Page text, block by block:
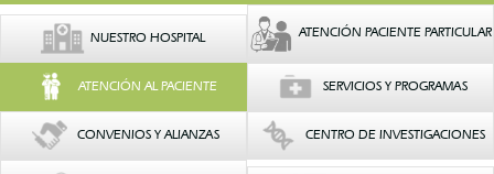
NUESTRO HOSPITAL ATENCIÓN PACIENTE PARTICULAR
ATENCIÓN AL PACIENTE SERVICIOS Y PROGRAMAS
CONVENIOS Y ALIANZAS CENTRO DE INVESTIGACIONES